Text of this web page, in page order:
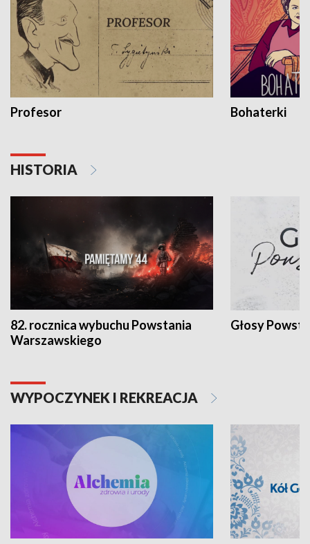
Profesor Bohaterki
HISTORIA
82. rocznica wybuchu Powstania
Warszawskiego
Głosy
WYPOCZYNEK I REKREACJA